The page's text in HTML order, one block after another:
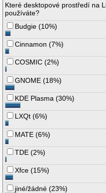
Které desktopové prostředí na
používáte?
Budgie (10%)
Cinnamon (7%)
COSMIC (2%)
GNOME (18%)
KDE Plasma (30%)
LXQt (6%)
MATE (6%)
TDE (2%)
Xfce (15%)
jiné/žádné (23%)